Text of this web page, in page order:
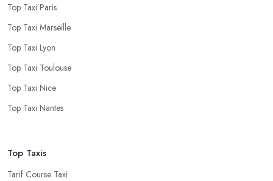
Top Taxi Paris
Top Taxi Marseille
Top Taxi Lyon
Top Taxi Toulouse
Top Taxi Nice
Top Taxi Nantes
Top Taxis
Tarif Course Taxi